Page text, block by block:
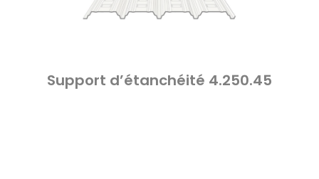
Support d’étanchéité 4.250.45